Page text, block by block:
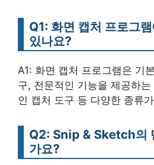
Q1: 화면 캡처 프로그
있나요?
A1: 화면 캡처 프로그램은 기
구, 전문적인 기능을 제공하
인 캡처 도구 등 다양한 종류
Q2: Snip & Sketch의
가요?